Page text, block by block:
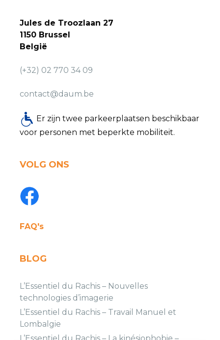
Jules de Troozlaan 27
1150 Brussel
België
(+32) 02 770 34 09
contact@daum.be
Er zijn twee parkeerplaatsen beschikbaar
voor personen met beperkte mobiliteit.
VOLG ONS
FAQ's
BLOG
L’Essentiel du Rachis – Nouvelles
technologies d’imagerie
L’Essentiel du Rachis – Travail Manuel et
Lombalgie
L’Essentiel du Rachis – La kinésiophobie –